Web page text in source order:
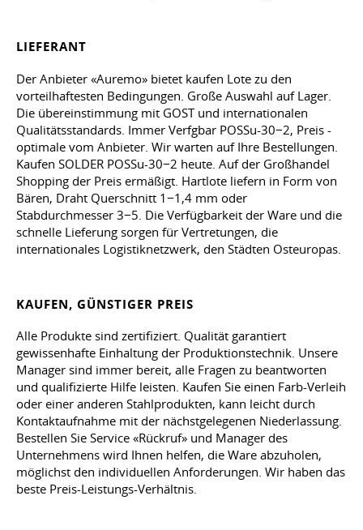
LIEFERANT
Der Anbieter «Auremo» bietet kaufen Lote zu den
vorteilhaftesten Bedingungen. Große Auswahl auf Lager.
Die übereinstimmung mit GOST und internationalen
Qualitätsstandards. Immer Verfgbar POSSu-30−2, Preis -
optimale vom Anbieter. Wir warten auf Ihre Bestellungen.
Kaufen SOLDER POSSu-30−2 heute. Auf der Großhandel
Shopping der Preis ermäßigt. Hartlote liefern in Form von
Bären, Draht Querschnitt 1−1,4 mm oder
Stabdurchmesser 3−5. Die Verfügbarkeit der Ware und die
schnelle Lieferung sorgen für Vertretungen, die
internationales Logistiknetzwerk, den Städten Osteuropas.
KAUFEN, GÜNSTIGER PREIS
Alle Produkte sind zertifiziert. Qualität garantiert
gewissenhafte Einhaltung der Produktionstechnik. Unsere
Manager sind immer bereit, alle Fragen zu beantworten
und qualifizierte Hilfe leisten. Kaufen Sie einen Farb-Verleih
oder einer anderen Stahlprodukten, kann leicht durch
Kontaktaufnahme mit der nächstgelegenen Niederlassung.
Bestellen Sie Service «Rückruf» und Manager des
Unternehmens wird Ihnen helfen, die Ware abzuholen,
möglichst den individuellen Anforderungen. Wir haben das
beste Preis-Leistungs-Verhältnis.